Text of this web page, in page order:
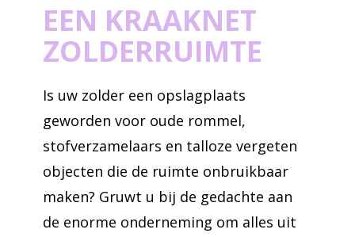
EEN KRAAKNET
ZOLDERRUIMTE
Is uw zolder een opslagplaats
geworden voor oude rommel,
stofverzamelaars en talloze vergeten
objecten die de ruimte onbruikbaar
maken? Gruwt u bij de gedachte aan
de enorme onderneming om alles uit